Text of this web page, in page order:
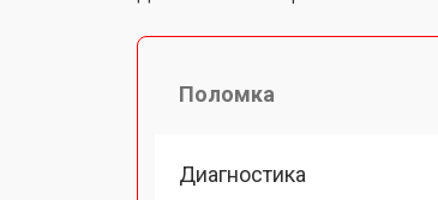
Поломка
Диагностика